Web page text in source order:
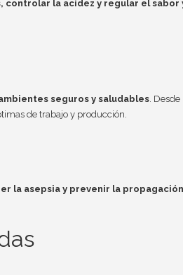
controlar la acidez y regular el sabor
seguros y saludables . Desde
de trabajo y producción.
la asepsia y prevenir la propagación